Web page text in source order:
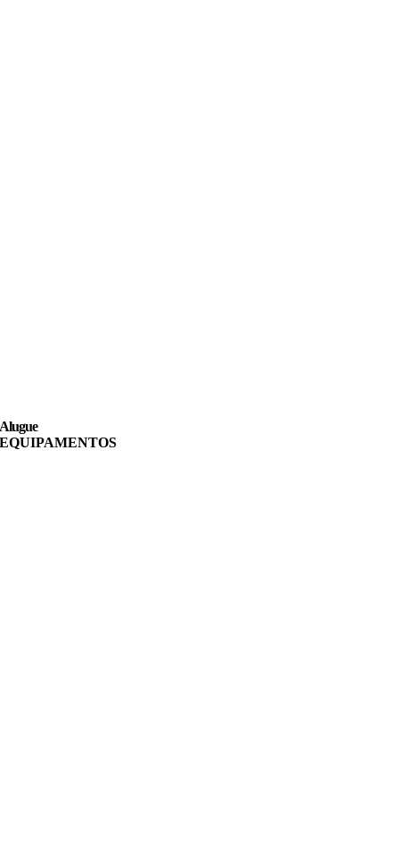
Alugue
EQUIPAMENTOS